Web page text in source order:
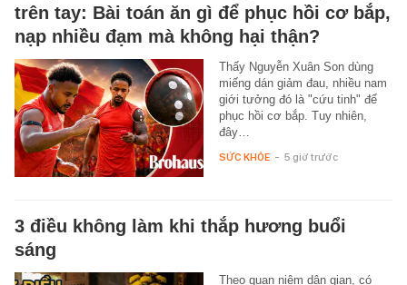
trên tay: Bài toán ăn gì để phục hồi cơ bắp,
nạp nhiều đạm mà không hại thận?
Thấy Nguyễn Xuân Son dùng
miếng dán giảm đau, nhiều nam
giới tưởng đó là "cứu tinh" để
phục hồi cơ bắp. Tuy nhiên,
đây…
SỨC KHỎE - 5 giờ trước
3 điều không làm khi thắp hương buổi
sáng
Theo quan niệm dân gian, có